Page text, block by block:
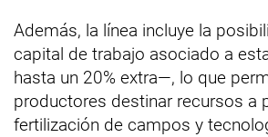
Además, la línea incluye la
capital de trabajo asociado a
hasta un 20% extra—, lo que
productores destinar recursos a
fertilización de campos y